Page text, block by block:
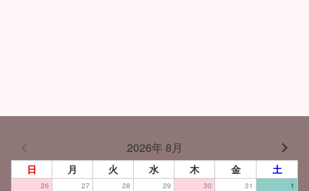
2026年 8月
日 月 火 水 木 金 土
26 27 28 29 30 31 1